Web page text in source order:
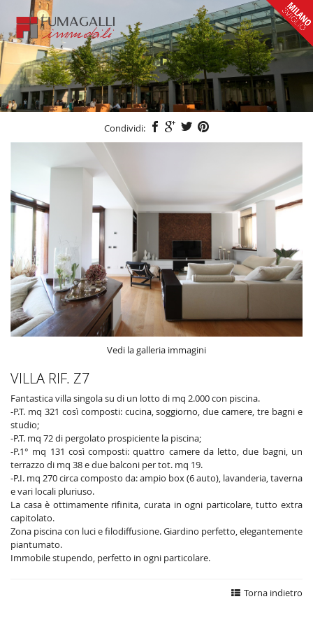
Condividi:
Vedi la galleria immagini
VILLA RIF. Z7
Fantastica villa singola su di un lotto di mq 2.000 con piscina.
-P.T. mq 321 così composti: cucina, soggiorno, due camere, tre bagni e
studio;
-P.T. mq 72 di pergolato prospiciente la piscina;
-P.1° mq 131 così composti: quattro camere da letto, due bagni, un
terrazzo di mq 38 e due balconi per tot. mq 19.
-P.I. mq 270 circa composto da: ampio box (6 auto), lavanderia, taverna
e vari locali pluriuso.
La casa è ottimamente rifinita, curata in ogni particolare, tutto extra
capitolato.
Zona piscina con luci e filodiffusione. Giardino perfetto, elegantemente
piantumato.
Immobile stupendo, perfetto in ogni particolare.
Torna indietro